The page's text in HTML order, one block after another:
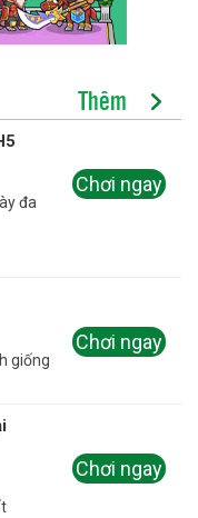
Thêm
đa
Chơi ngay
giống
Chơi ngay
Chơi ngay